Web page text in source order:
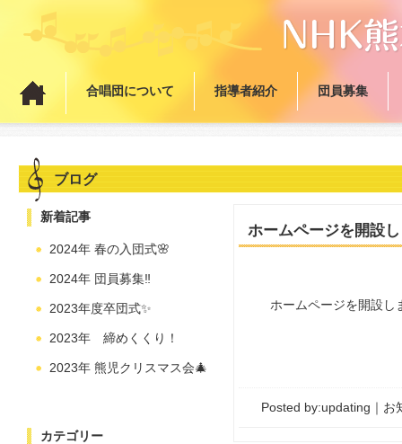
合唱団について 指導者紹介 団員募集
ブログ
ホームページを開設
ホームページを開設し
Posted by:updating ｜ お
新着記事
2024年 春の入団式🌸
2024年 団員募集‼️
2023年度卒団式✨
2023年 締めくくり！
2023年 熊児クリスマス会🎄
カテゴリー